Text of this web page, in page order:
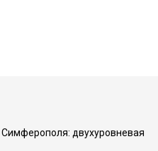
двухуровневая